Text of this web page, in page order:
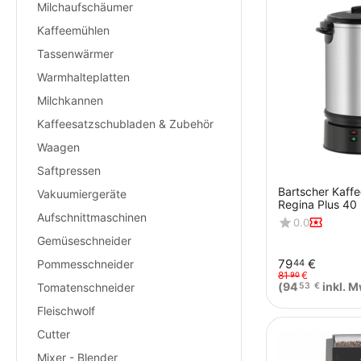
Bartscher
Regina Plus 40
0.0
7944 €
8190€
(94 53 € inkl.
Milchaufschäumer
Kaffeemühlen
Tassenwärmer
Warmhalteplatten
Milchkannen
Kaffeesatzschubladen & Zubehör
Waagen
Saftpressen
Vakuumiergeräte
Aufschnittmaschinen
Gemüseschneider
Pommesschneider
Tomatenschneider
Fleischwolf
Cutter
Mixer - Blender